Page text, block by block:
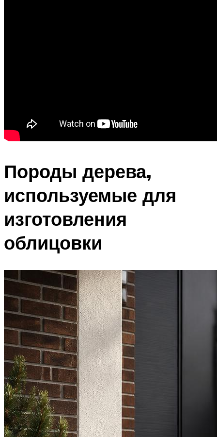
Породы дерева,
используемые для
изготовления
облицовки